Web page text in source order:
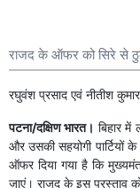
राजद के ऑफर को सिरे से
रघुवंश प्रसाद एवं नीतीश
पटना/दक्षिण भारत। बिहार
और उसकी सहयोगी
ऑफर दिया गया है कि
जाएं। राजद के इस प्रस्ताव